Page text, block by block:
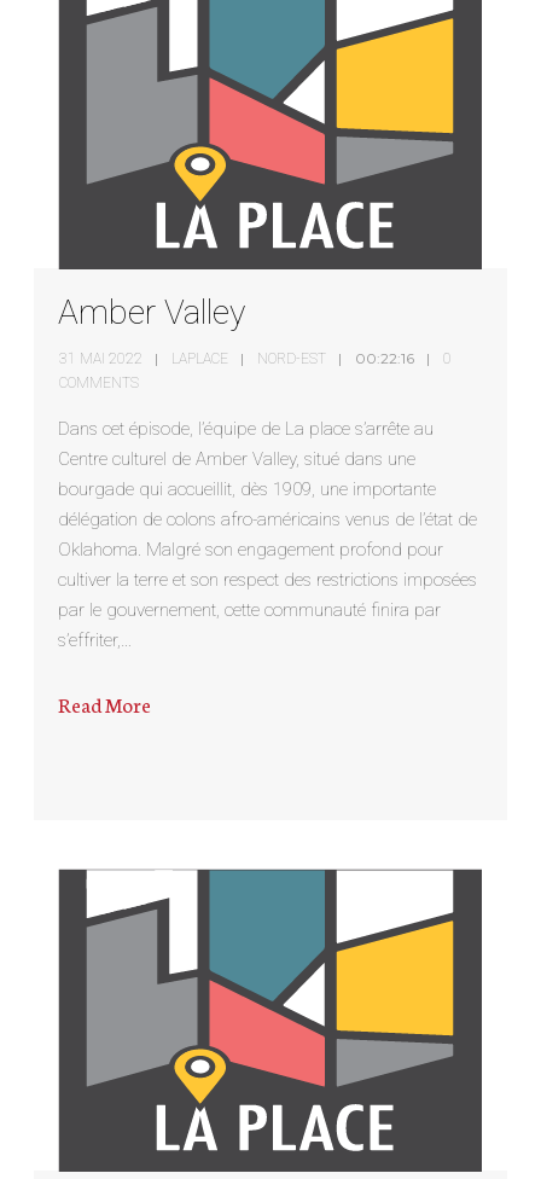
Amber Valley
31 MAI 2022 LAPLACE NORD-EST 00:22:16
0
COMMENTS
Dans cet épisode, l’équipe de La place s’arrête au
Centre culturel de Amber Valley, situé dans une
bourgade qui accueillit, dès 1909, une importante
délégation de colons afro-américains venus de l’état de
Oklahoma. Malgré son engagement profond pour
cultiver la terre et son respect des restrictions imposées
par le gouvernement, cette communauté finira par
s’effriter,…
Read More